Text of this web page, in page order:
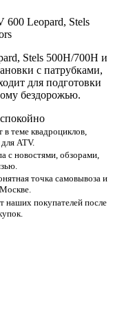
600 Leopard, Stels
Stels 500H/700H и
с патрубками,
для подготовки
бездорожью.
в теме квадроциклов,
ATV.
с новостями, обзорами,
точка самовывоза и
наших покупателей после